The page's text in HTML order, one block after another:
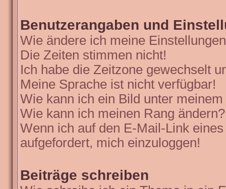
Benutzerangaben und
Wie ändere ich meine
Die Zeiten stimmen nicht!
Ich habe die Zeitzone gewechselt
Meine Sprache ist nicht verfügbar!
Wie kann ich ein Bild unter
Wie kann ich meinen Rang ändern?
Wenn ich auf den E-Mail-Link
aufgefordert, mich einzuloggen!
Beiträge schreiben